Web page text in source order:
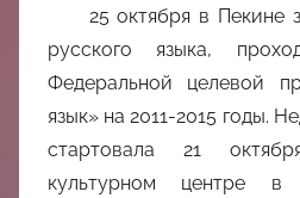
化
中
心
25 октября в Пекине
русского языка,
Федеральной целевой
язык» на 2011-2015 годы.
стартовала 21
культурном центре в